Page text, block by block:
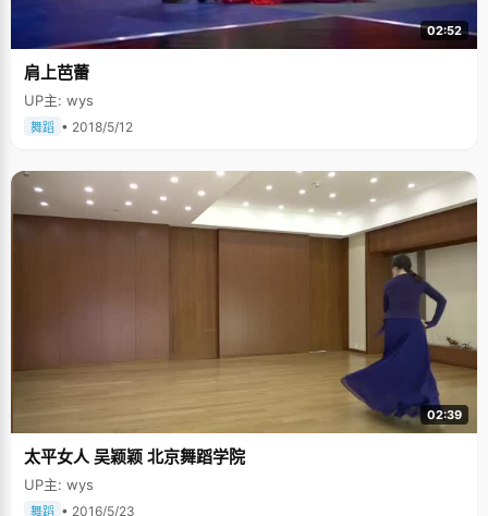
02:52
肩上芭蕾
UP主: wys
舞蹈 • 2018/5/12
02:39
太平女人 吴颖颖 北京舞蹈学院
UP主: wys
舞蹈 • 2016/5/23